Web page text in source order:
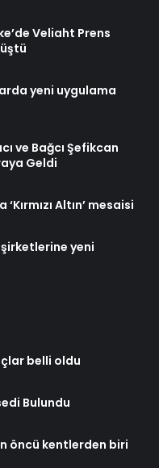
Veliaht Prens
yeni uygulama
ve Bağcı Şefikcan
Geldi
Altın’ mesaisi
yeni
belli oldu
Bulundu
öncü kentlerden biri